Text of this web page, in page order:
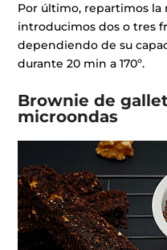
Por último, repartimos la
introducimos dos o tres
dependiendo de su
durante 20 min a 170º.
Brownie de
microondas